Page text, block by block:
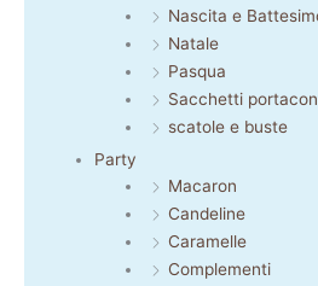
Nascita e
Natale
Pasqua
Sacchetti
scatole e buste
Party
Macaron
Candeline
Caramelle
Complementi